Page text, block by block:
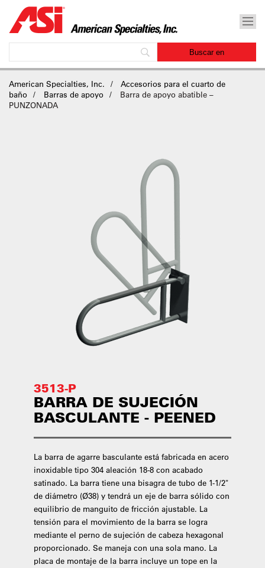
American Specialties, Inc.
Accesorios para el cuarto de
baño
Barras de apoyo
Barra de apoyo abatible –
PUNZONADA
3513-P
BARRA DE SUJECIÓN
BASCULANTE - PEENED
La barra de agarre basculante está fabricada en acero
inoxidable tipo 304 aleación 18-8 con acabado
satinado. La barra tiene una bisagra de tubo de 1-1/2"
de diámetro (Ø38) y tendrá un eje de barra sólido con
equilibrio de manguito de fricción ajustable. La
tensión para el movimiento de la barra se logra
mediante el perno de sujeción de cabeza hexagonal
proporcionado. Se maneja con una sola mano. La
placa de montaje de la barra incluye un tope en la